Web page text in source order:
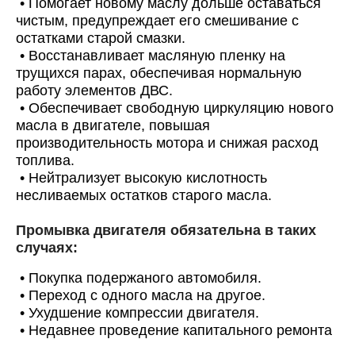
•
Помогает новому маслу дольше оставаться
чистым, предупреждает его смешивание с
остатками старой смазки.
• Восстанавливает масляную пленку на
трущихся парах, обеспечивая нормальную
работу элементов ДВС.
• Обеспечивает свободную циркуляцию нового
масла в двигателе, повышая
производительность мотора и снижая расход
топлива.
• Нейтрализует высокую кислотность
несливаемых остатков старого масла.
Промывка двигателя обязательна в таких
случаях:
• Покупка подержаного автомобиля.
• Переход с одного масла на другое.
• Ухудшение компрессии двигателя.
• Недавнее проведение капитального ремонта
Онлайн запись
Выберите одну или несколько услуг
Далее
История обслуживания